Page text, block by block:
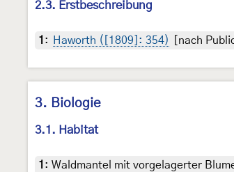
2.3. Erstbeschreibung
1 : Haworth ([1809]: 354) [nach
3. Biologie
3.1. Habitat
1 : Waldmantel mit vorgelagerter